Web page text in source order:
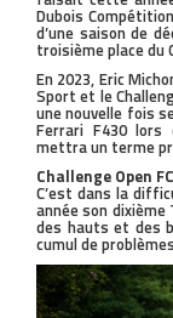
Dubois
d’une saison de
troisième place du
En 2023, Eric
Sport et le
une nouvelle fois
Ferrari F430 lors
mettra un terme
Challenge Open
C’est dans la
année son dixième
des hauts et des
cumul de